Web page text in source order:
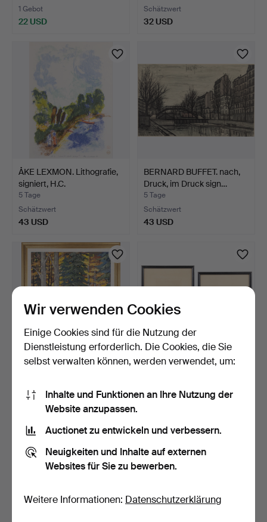
1 Gebot
22 USD
Schätzwert
32 USD
ÅKE LEXMON. Lithografie,
signiert, H.C.
5 Tage
Schätzwert
43 USD
BERNARD BUFFET. nach,
Druck, im Druck sign…
5 Tage
Schätzwert
43 USD
5 Tage
Schätzwert
Porträ…
5 Tage
Wir verwenden Cookies
Einige Cookies sind für die Nutzung der
Dienstleistung erforderlich. Die Cookies, die Sie
selbst verwalten können, werden verwendet, um:
Inhalte und Funktionen an Ihre Nutzung der
Website anzupassen.
Auctionet zu entwickeln und verbessern.
Neuigkeiten und Inhalte auf externen
Websites für Sie zu bewerben.
Weitere Informationen: Datenschutzerklärung